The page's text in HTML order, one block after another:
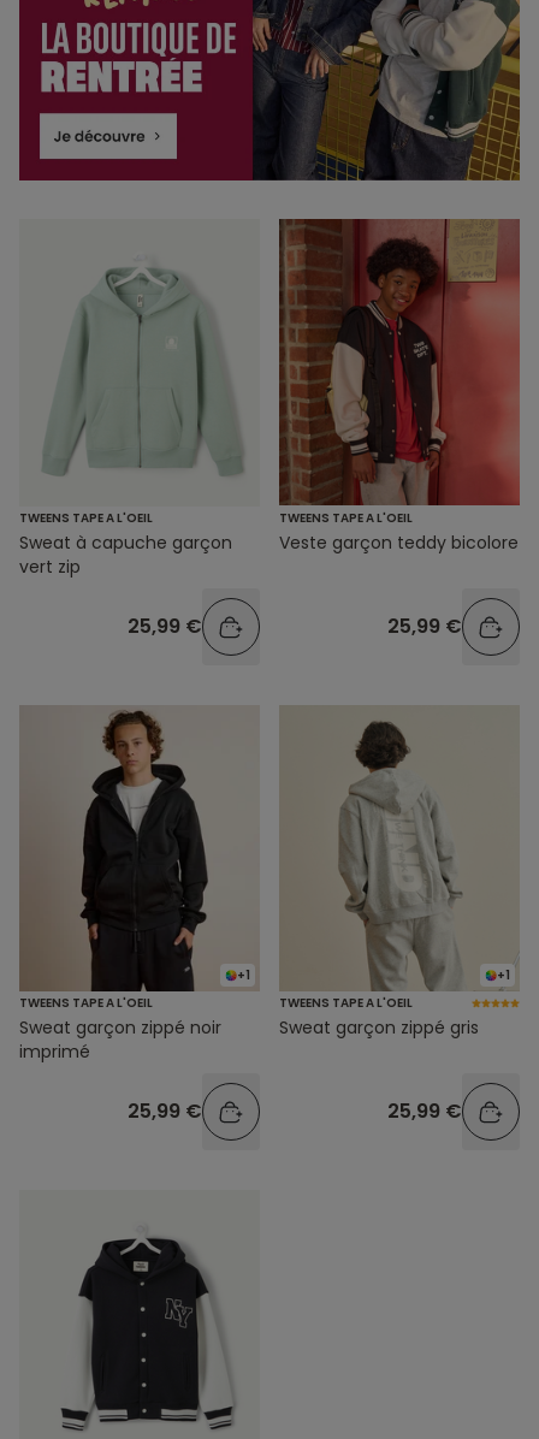
TWEENS TAPE A L'OEIL
Sweat à capuche garçon
vert zip
25,99 €
TWEENS TAPE A L'OEIL
Veste garçon teddy bicolore
25,99 €
+1
TWEENS TAPE A L'OEIL
Sweat garçon zippé noir
imprimé
25,99 €
+1
TWEENS TAPE A L'OEIL
Sweat garçon zippé gris
25,99 €